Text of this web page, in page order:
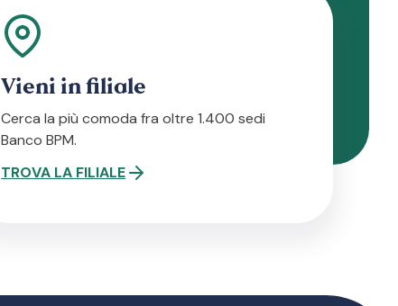
Vieni in filiale
Cerca la più comoda fra oltre 1.400 sedi
Banco BPM.
TROVA LA FILIALE